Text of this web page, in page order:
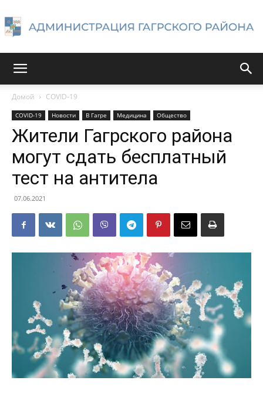
Гагрского
района
Домой COVID-19
COVID-19 Новости В Гагре Медицина Общество
Жители Гагрского района
могут сдать бесплатный
тест на антитела
07.06.2021